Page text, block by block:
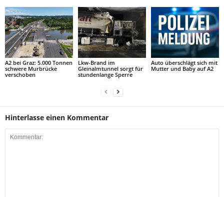
A2 bei Graz: 5.000 Tonnen
schwere Murbrücke
verschoben
Lkw-Brand im
Gleinalmtunnel sorgt für
stundenlange Sperre
Auto überschlägt sich mit
Mutter und Baby auf A2
Hinterlasse einen Kommentar